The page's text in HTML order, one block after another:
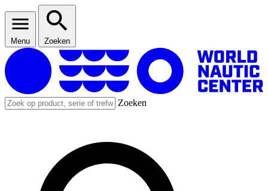
Menu Zoeken
Zoeken